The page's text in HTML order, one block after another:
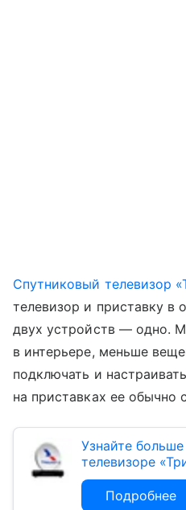
Спутниковый телевизор
телевизор и приставку в
двух устройств — одно.
в интерьере, меньше
подключать и
на приставках ее обычно
Узнайте
телевизоре
Подробнее